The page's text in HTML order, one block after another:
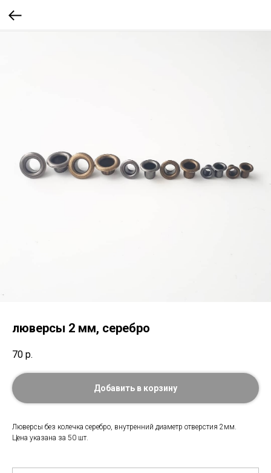
люверсы 2 мм, серебро
70 р.
Добавить в корзину
Люверсы без колечка серебро, внутренний диаметр отверстия 2мм.
Цена указана за 50 шт.